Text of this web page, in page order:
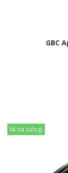
GBC
Ni na zalogi